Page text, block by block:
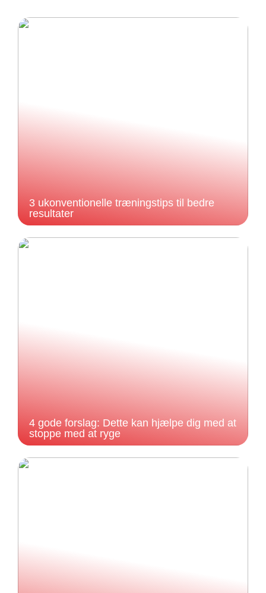
3 ukonventionelle træningstips til bedre
resultater
4 gode forslag: Dette kan hjælpe dig med at
stoppe med at ryge